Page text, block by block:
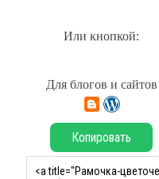
Или кнопкой:
Для блогов и сайтов
Копировать